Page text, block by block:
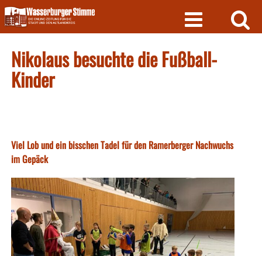
Skip
to
content
Nikolaus besuchte die Fußball-
Kinder
Viel Lob und ein bisschen Tadel für den Ramerberger Nachwuchs
im Gepäck